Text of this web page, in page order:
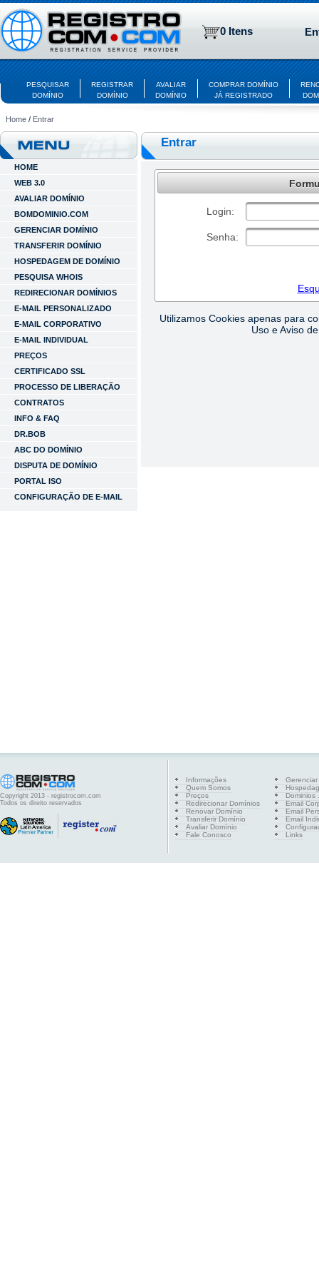
0 Itens
PESQUISAR
DOMÍNIO
REGISTRAR
DOMÍNIO
AVALIAR
DOMÍNIO
COMPRAR DOMÍNIO
JÁ REGISTRADO
Home / Entrar
HOME
WEB 3.0
AVALIAR DOMÍNIO
BOMDOMINIO.COM
GERENCIAR DOMÍNIO
TRANSFERIR DOMÍNIO
HOSPEDAGEM DE DOMÍNIO
PESQUISA WHOIS
REDIRECIONAR DOMÍNIOS
E-MAIL PERSONALIZADO
E-MAIL CORPORATIVO
E-MAIL INDIVIDUAL
PREÇOS
CERTIFICADO SSL
PROCESSO DE LIBERAÇÃO
CONTRATOS
INFO & FAQ
DR.BOB
ABC DO DOMÍNIO
DISPUTA DE DOMÍNIO
PORTAL ISO
CONFIGURAÇÃO DE E-MAIL
Entrar
Login:
Senha:
Utilizamos Cookies apenas para
Uso e Aviso
Copyright 2013 - registrocom.com
Todos os direito reservados
Informações
Quem Somos
Preços
Redirecionar Domínios
Renovar Domínio
Transferir Domínio
Avaliar Domínio
Fale Conosco
Dominios
Email
Email
Email
Links